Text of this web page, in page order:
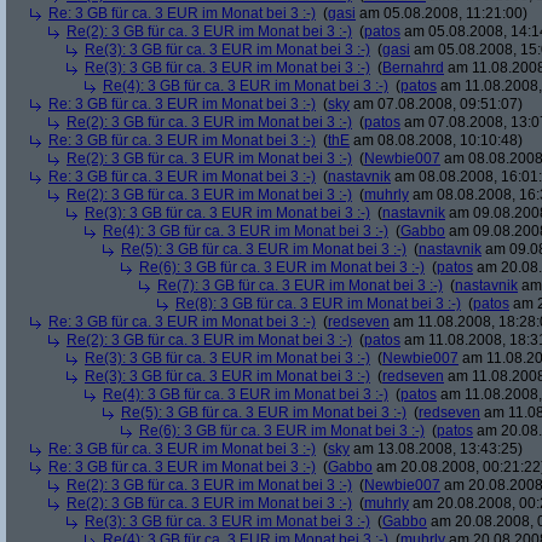
Re: 3 GB für ca. 3 EUR im Monat bei 3 :-) (gasi am 05.08.2008, 11:21:00)
Re(2): 3 GB für ca. 3 EUR im Monat bei 3 :-) (patos am 05.08.2008,
Re(3): 3 GB für ca. 3 EUR im Monat bei 3 :-) (gasi am 05.08.2008,
Re(3): 3 GB für ca. 3 EUR im Monat bei 3 :-) (Bernahrd am
Re(4): 3 GB für ca. 3 EUR im Monat bei 3 :-) (patos am
Re: 3 GB für ca. 3 EUR im Monat bei 3 :-) (sky am 07.08.2008, 09:51:07)
Re(2): 3 GB für ca. 3 EUR im Monat bei 3 :-) (patos am 07.08.2008,
Re: 3 GB für ca. 3 EUR im Monat bei 3 :-) (thE am 08.08.2008, 10:10:48)
Re(2): 3 GB für ca. 3 EUR im Monat bei 3 :-) (Newbie007 am
Re: 3 GB für ca. 3 EUR im Monat bei 3 :-) (nastavnik am 08.08.2008,
Re(2): 3 GB für ca. 3 EUR im Monat bei 3 :-) (muhrly am 08.08.2008,
Re(3): 3 GB für ca. 3 EUR im Monat bei 3 :-) (nastavnik am
Re(4): 3 GB für ca. 3 EUR im Monat bei 3 :-) (Gabbo am
Re(5): 3 GB für ca. 3 EUR im Monat bei 3 :-) (nastavnik am
Re(6): 3 GB für ca. 3 EUR im Monat bei 3 :-) (patos am
Re(7): 3 GB für ca. 3 EUR im Monat bei 3 :-) (nastavnik
Re(8): 3 GB für ca. 3 EUR im Monat bei 3 :-) (patos am
Re: 3 GB für ca. 3 EUR im Monat bei 3 :-) (redseven am 11.08.2008,
Re(2): 3 GB für ca. 3 EUR im Monat bei 3 :-) (patos am 11.08.2008,
Re(3): 3 GB für ca. 3 EUR im Monat bei 3 :-) (Newbie007 am
Re(3): 3 GB für ca. 3 EUR im Monat bei 3 :-) (redseven am
Re(4): 3 GB für ca. 3 EUR im Monat bei 3 :-) (patos am
Re(5): 3 GB für ca. 3 EUR im Monat bei 3 :-) (redseven am
Re(6): 3 GB für ca. 3 EUR im Monat bei 3 :-) (patos am
Re: 3 GB für ca. 3 EUR im Monat bei 3 :-) (sky am 13.08.2008, 13:43:25)
Re: 3 GB für ca. 3 EUR im Monat bei 3 :-) (Gabbo am 20.08.2008,
Re(2): 3 GB für ca. 3 EUR im Monat bei 3 :-) (Newbie007 am
Re(2): 3 GB für ca. 3 EUR im Monat bei 3 :-) (muhrly am 20.08.2008,
Re(3): 3 GB für ca. 3 EUR im Monat bei 3 :-) (Gabbo am 20.08.2008,